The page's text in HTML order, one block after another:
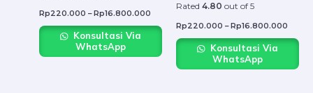
Rp220.000 – Rp16.800.000
Konsultasi Via
WhatsApp
Rated 4.80 out of 5
Rp220.000 – Rp16.800.000
Konsultasi Via
WhatsApp